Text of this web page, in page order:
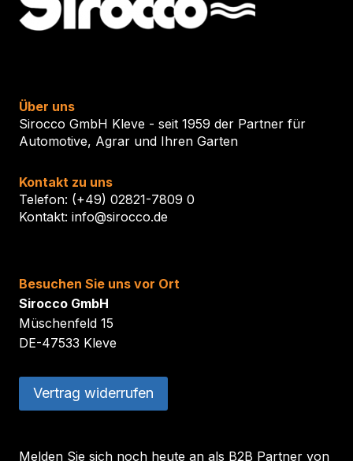
Über uns
Sirocco GmbH Kleve - seit 1959 der Partner für
Automotive, Agrar und Ihren Garten
Kontakt zu uns
Telefon: (+49) 02821-7809 0
Kontakt: info@sirocco.de
Besuchen Sie uns vor Ort
Sirocco GmbH
Müschenfeld 15
DE-47533 Kleve
Vertrag widerrufen
Melden Sie sich noch heute an als B2B Partner von